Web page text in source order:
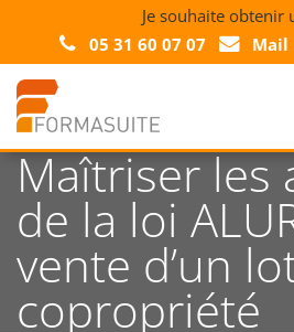
Je souhaite obtenir
05 31 60 07 07
Mail
Maîtriser les
de la loi
vente d’un
copropriété